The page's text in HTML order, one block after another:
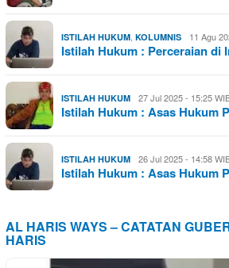
ISTILAH HUKUM, KOLUMNIS 11 Agu
Istilah Hukum : Perceraian di
ISTILAH HUKUM 27 Jul 2025 - 15:25
Istilah Hukum : Asas Hukum
ISTILAH HUKUM 26 Jul 2025 - 14:58
Istilah Hukum : Asas Hukum
AL HARIS WAYS – CATATAN
HARIS